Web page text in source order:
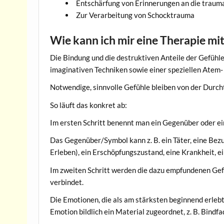
Entschärfung von Erinnerungen an die
Zur Verarbeitung von Schocktrauma
Wie kann ich mir eine Therapie
Die Bindung und die destruktiven Anteile der
imaginativen Techniken sowie einer speziellen
Notwendige, sinnvolle Gefühle bleiben von der
So läuft das konkret ab:
Im ersten Schritt benennt man ein Gegenüber oder
Das Gegenüber/Symbol kann z. B. ein Täter, eine
Erleben), ein Erschöpfungszustand, eine Krankheit,
Im zweiten Schritt werden die dazu empfundenen
verbindet.
Die Emotionen, die als am stärksten beginnend
Emotion bildlich ein Material zugeordnet, z. B.